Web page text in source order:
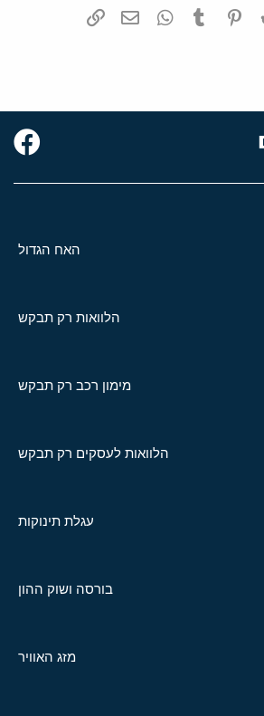
Reddit
Pinterest
Tumblr
WhatsAppדואר אלקטרוני
האח הגדול
הלוואות רק תבקש
מימון רכב רק תבקש
הלוואות לעסקים רק תבקש
עגלת תינוקות
בורסה ושוק ההון
מזג האוויר